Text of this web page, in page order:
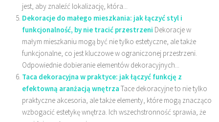
jest, aby znaleźć lokalizację, która...
Dekoracje do małego mieszkania: jak łączyć styl i
funkcjonalność, by nie tracić przestrzeni Dekoracje w
małym mieszkaniu mogą być nie tylko estetyczne, ale także
funkcjonalne, co jest kluczowe w ograniczonej przestrzeni.
Odpowiednie dobieranie elementów dekoracyjnych...
Taca dekoracyjna w praktyce: jak łączyć funkcję z
efektowną aranżacją wnętrza Tace dekoracyjne to nie tylko
praktyczne akcesoria, ale także elementy, które mogą znacząco
wzbogacić estetykę wnętrza. Ich wszechstronność sprawia, że